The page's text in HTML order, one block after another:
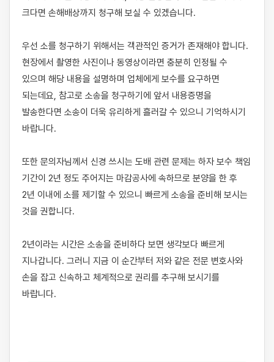
크다면 손해배상까지 청구해 보실 수 있겠습니다.
우선 소를 청구하기 위해서는 객관적인 증거가 존재해야 합니다.
현장에서 촬영한 사진이나 동영상이라면 충분히 인정될 수
있으며 해당 내용을 설명하며 업체에게 보수를 요구하면
되는데요, 참고로 소송을 청구하기에 앞서 내용증명을
발송한다면 소송이 더욱 유리하게 흘러갈 수 있으니 기억하시기
바랍니다.
또한 문의자님께서 신경 쓰시는 도배 관련 문제는 하자 보수 책임
기간이 2년 정도 주어지는 마감공사에 속하므로 분양을 한 후
2년 이내에 소를 제기할 수 있으니 빠르게 소송을 준비해 보시는
것을 권합니다.
2년이라는 시간은 소송을 준비하다 보면 생각보다 빠르게
지나갑니다. 그러니 지금 이 순간부터 저와 같은 전문 변호사와
손을 잡고 신속하고 체계적으로 권리를 추구해 보시기를
바랍니다.